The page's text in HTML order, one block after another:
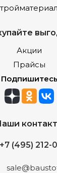
Акции
Прайсы
Подпишитесь
+7 (495) 212-